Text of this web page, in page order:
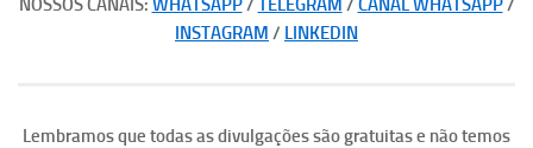
INSTAGRAM / LINKEDIN
Lembramos que todas as divulgações são gratuitas e não temos